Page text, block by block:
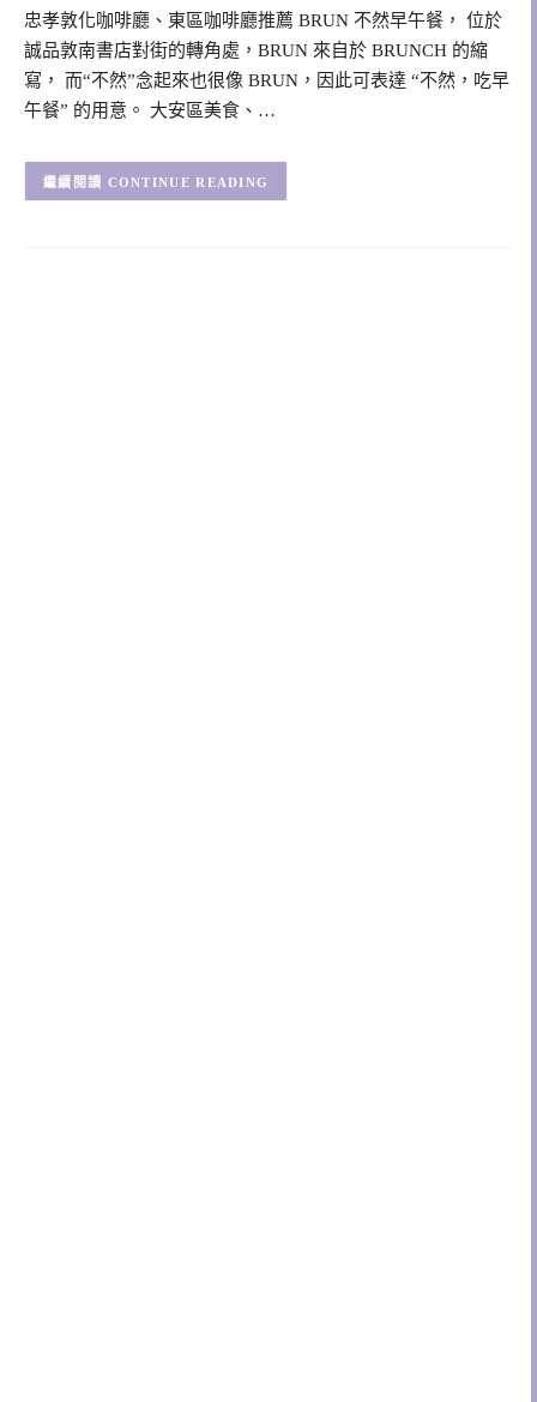
忠孝敦化咖啡廳、東區咖啡廳推薦 BRUN 不然早午餐， 位於
誠品敦南書店對街的轉角處，BRUN 來自於 BRUNCH 的縮
寫， 而“不然”念起來也很像 BRUN，因此可表達 “不然，吃早
午餐” 的用意。 大安區美食、…
CONTINUE READING